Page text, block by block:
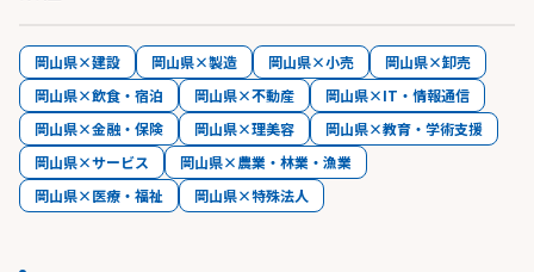
岡山県×建設 岡山県×製造 岡山県×小売
岡山県×卸売
岡山県×飲食・宿泊
岡山県×不動産
岡山県×IT・情報通信
岡山県×金融・保険
岡山県×理美容
岡山県×教育・学術支援
岡山県×サービス
岡山県×農業・林業・漁業
岡山県×医療・福祉
岡山県×特殊法人